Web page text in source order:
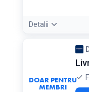
Detalii
Detaliile ofertei:
Valabil pentru
DOAR PENTRU
MEMBRI